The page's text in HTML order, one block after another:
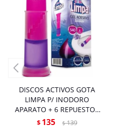
DISCOS ACTIVOS GOTA
LIMPA P/ INODORO
APARATO + 6 REPUESTOS
LAVANDA
$ 135 $ 139